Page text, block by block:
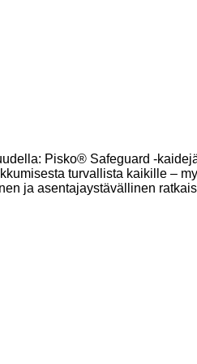
Pisko® Safeguard -
turvallista kaikille –
ja asentajaystävällinen